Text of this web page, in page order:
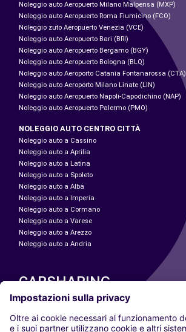
Noleggio auto Aeropuerto Milano Malpensa (MXP)
Noleggio auto Aeropuerto Roma Fiumicino (FCO)
Noleggio zuto Aeropuerto Venezia (VCE)
Noleggio auto Aeropuerto Bari (BRI)
Noleggio auto Aeropuerto Bergamo (BGY)
Noleggio auto Aeropuerto Bologna (BLQ)
Noleggio auto Aeroporto Catania Fontanarossa (CTA)
Noleggio auto Aeroporto Milano Linate (LIN)
Noleggio auto Aeropuerto Napoli-Capodichino (NAP)
Noleggio auto Aeropuerto Palermo (PMO)
NOLEGGIO AUTO CENTRO CITTÀ
Noleggio auto a Cassino
Noleggio auto a Aprilia
Noleggio auto a Latina
Noleggio auto a Spoleto
Noleggio auto a Alba
Noleggio auto a Imperia
Noleggio auto a Cormano
Noleggio auto a Varese
Noleggio auto a Arezzo
Noleggio auto a Andria
CARSHARING
LE NOSTRE CITTÀ
Paris
Madrid